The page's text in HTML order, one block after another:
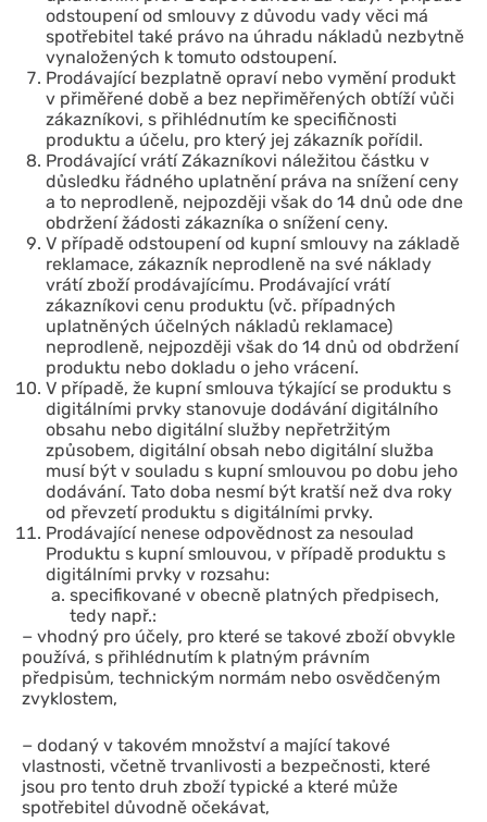
odstoupení od smlouvy z důvodu vady věci má
spotřebitel také právo na úhradu nákladů nezbytně
vynaložených k tomuto odstoupení.
Prodávající bezplatně opraví nebo vymění produkt
v přiměřené době a bez nepřiměřených obtíží vůči
zákazníkovi, s přihlédnutím ke specifičnosti
produktu a účelu, pro který jej zákazník pořídil.
Prodávající vrátí Zákazníkovi náležitou částku v
důsledku řádného uplatnění práva na snížení ceny
a to neprodleně, nejpozději však do 14 dnů ode dne
obdržení žádosti zákazníka o snížení ceny.
V případě odstoupení od kupní smlouvy na základě
reklamace, zákazník neprodleně na své náklady
vrátí zboží prodávajícímu. Prodávající vrátí
zákazníkovi cenu produktu (vč. případných
uplatněných účelných nákladů reklamace)
neprodleně, nejpozději však do 14 dnů od obdržení
produktu nebo dokladu o jeho vrácení.
V případě, že kupní smlouva týkající se produktu s
digitálními prvky stanovuje dodávání digitálního
obsahu nebo digitální služby nepřetržitým
způsobem, digitální obsah nebo digitální služba
musí být v souladu s kupní smlouvou po dobu jeho
dodávání. Tato doba nesmí být kratší než dva roky
od převzetí produktu s digitálními prvky.
Prodávající nenese odpovědnost za nesoulad
Produktu s kupní smlouvou, v případě produktu s
digitálními prvky v rozsahu:
specifikované v obecně platných předpisech,
tedy např.:
− vhodný pro účely, pro které se takové zboží obvykle
používá, s přihlédnutím k platným právním
předpisům, technickým normám nebo osvědčeným
zvyklostem,
− dodaný v takovém množství a mající takové
vlastnosti, včetně trvanlivosti a bezpečnosti, které
jsou pro tento druh zboží typické a které může
spotřebitel důvodně očekávat,